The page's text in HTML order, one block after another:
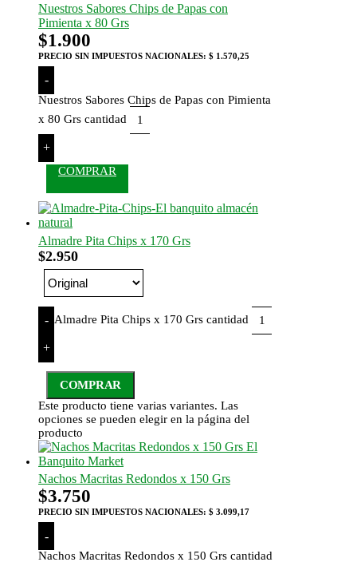
Nuestros Sabores Chips de Papas con
Pimienta x 80 Grs
$1.900
PRECIO SIN IMPUESTOS NACIONALES: $ 1.570,25
-
Nuestros Sabores Chips de Papas con Pimienta
x 80 Grs cantidad
+
COMPRAR
Almadre Pita Chips x 170 Grs
$2.950
- Almadre Pita Chips x 170 Grs cantidad
+
COMPRAR
Este producto tiene varias variantes. Las
opciones se pueden elegir en la página del
producto
Nachos Macritas Redondos x 150 Grs
$3.750
PRECIO SIN IMPUESTOS NACIONALES: $ 3.099,17
-
Nachos Macritas Redondos x 150 Grs cantidad